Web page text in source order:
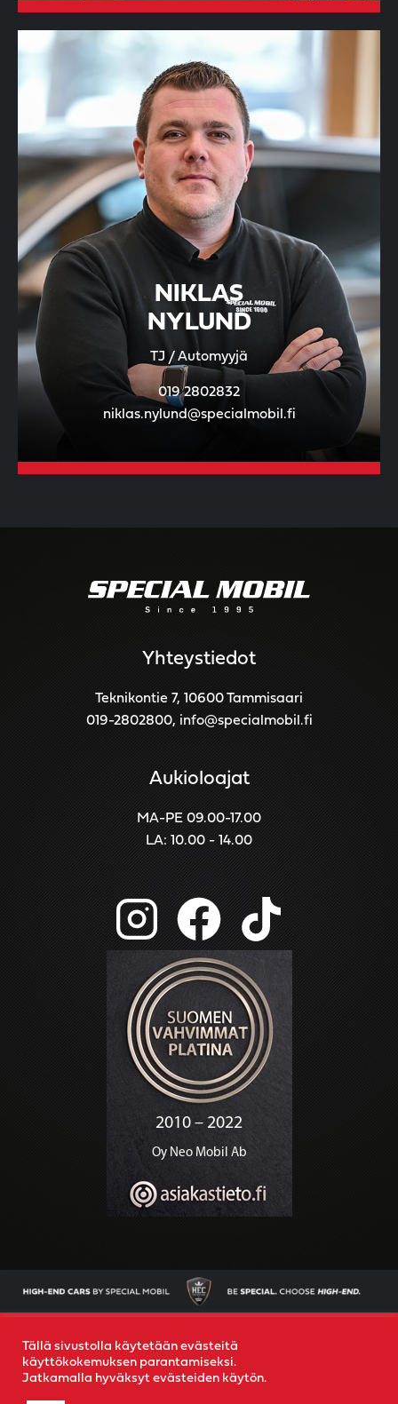
NIKLAS
NYLUND
TJ / Automyyjä
019 2802832
niklas.nylund@specialmobil.fi
Yhteystiedot
Teknikontie 7, 10600 Tammisaari
019-2802800, info@specialmobil.fi
Aukioloajat
MA-PE 09.00-17.00
LA: 10.00 - 14.00
AJONEUVOT OSTAMME AUTOSI
© 2022
Tällä sivustolla käytetään evästeitä
käyttökokemuksen parantamiseksi.
Jatkamalla hyväksyt evästeiden käytön.